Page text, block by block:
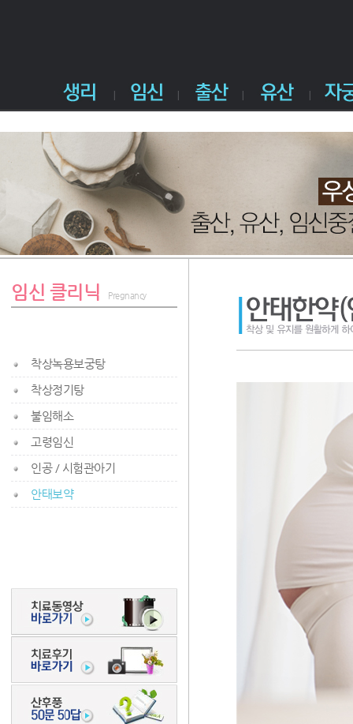
임신 클리닉 Pregnancy
착상녹용보궁탕
착상정기탕
불임해소
고령임신
인공 / 시험관아기
안태보약